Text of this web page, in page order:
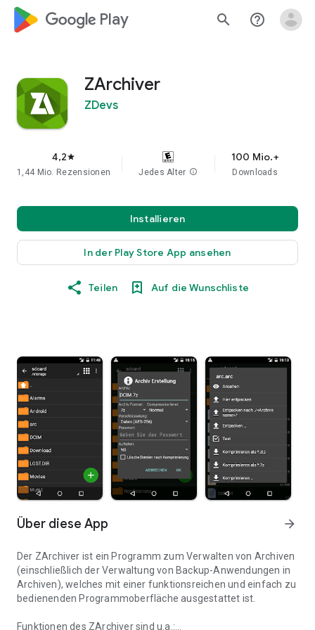
google_logo Play search help_outline
ZArchiver
ZDevs
4,2star
1,44 Mio. Rezensionen Jedes Alter info
100 Mio.+
Downloads
Installieren
In der Play Store App ansehen
Teilen Auf die Wunschliste
Über diese App arrow_forward
Der ZArchiver ist ein Programm zum Verwalten von Archiven
(einschließlich der Verwaltung von Backup-Anwendungen in
Archiven), welches mit einer funktionsreichen und einfach zu
bedienenden Programmoberfläche ausgestattet ist.
Funktionen des ZArchiver sind u.a.: